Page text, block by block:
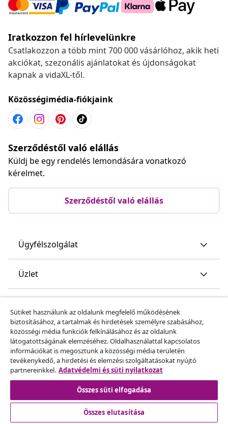
Iratkozzon fel hírlevelünkre
Csatlakozzon a több mint 700 000 vásárlóhoz, akik heti
akciókat, szezonális ajánlatokat és újdonságokat
kapnak a vidaXL-től.
Közösségimédia-fiókjaink
Szerződéstől való elállás
Küldj be egy rendelés lemondására vonatkozó
kérelmet.
Szerződéstől való elállás
Ügyfélszolgálat
Üzlet
Fedezz fel többet
© 2008-2026 vidaXL A www.vidaxl.hu a vidaXL Marketplace
Sütiket használunk az oldalunk megfelelő működésének
biztosításához, a tartalmak és hirdetések személyre szabásához,
közösségi média funkciók felkínálásához és az oldalunk
látogatottságának elemzéséhez. Oldalhasználattal kapcsolatos
információkat is megosztunk a közösségi média területén
tevékenykedő, a hirdetési és elemzési szolgáltatásokat nyújtó
partnereinkkel. Adatvédelmi és süti nyilatkozat
Összes süti elfogadása
Összes elutasítása